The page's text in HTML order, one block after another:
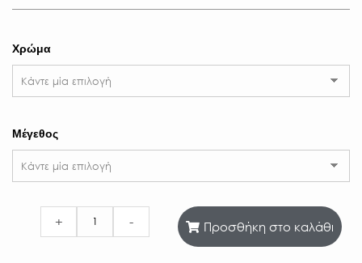
Χρώμα
Μέγεθος
+ - Προσθήκη στο καλάθι